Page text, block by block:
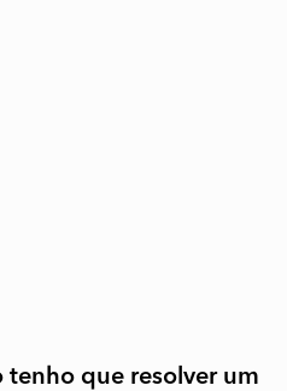
tenho que resolver um